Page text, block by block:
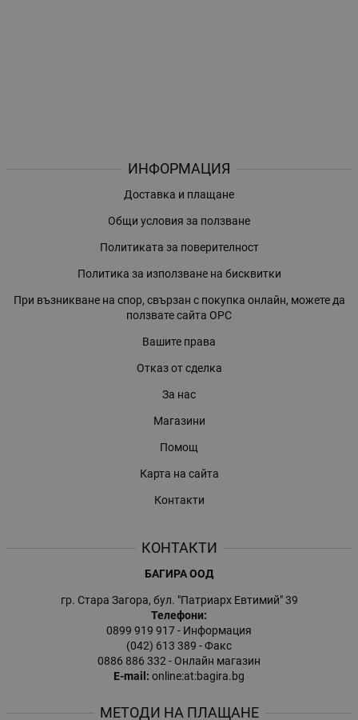
ИНФОРМАЦИЯ
Доставка и плащане
Общи условия за ползване
Политиката за поверителност
Политика за използване на бисквитки
При възникване на спор, свързан с покупка онлайн, можете да
ползвате сайта ОРС
Вашите права
Отказ от сделка
За нас
Магазини
Помощ
Карта на сайта
Контакти
КОНТАКТИ
БАГИРА ООД
гр. Стара Загора, бул. "Патриарх Евтимий" 39
Телефони:
0899 919 917- Информация
(042) 613 389 - Факс
0886 886 332 - Онлайн магазин
E-mail: online:at:bagira.bg
МЕТОДИ НА ПЛАЩАНЕ